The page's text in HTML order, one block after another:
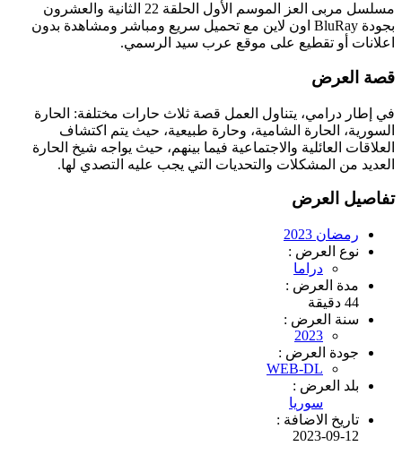
مسلسل مربى العز الموسم الأول الحلقة 22 الثانية والعشرون
بجودة BluRay اون لاين مع تحميل سريع ومباشر ومشاهدة بدون
اعلانات أو تقطيع على موقع عرب سيد الرسمي.
قصة العرض
في إطار درامي، يتناول العمل قصة ثلاث حارات مختلفة: الحارة
السورية، الحارة الشامية، وحارة طبيعية، حيث يتم اكتشاف
العلاقات العائلية والاجتماعية فيما بينهم، حيث يواجه شيخ الحارة
العديد من المشكلات والتحديات التي يجب عليه التصدي لها.
تفاصيل العرض
رمضان 2023
نوع العرض :
دراما
مدة العرض :
44 دقيقة
سنة العرض :
2023
جودة العرض :
WEB-DL
بلد العرض :
سوريا
تاريخ الاضافة :
2023-09-12